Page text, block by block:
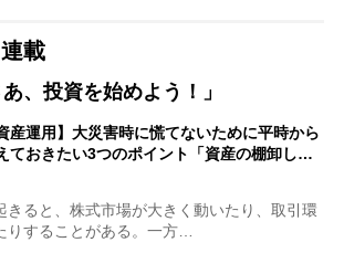
載
、投資を始めよう！」
産運用】大災害時に慌てないために平時から
ておきたい3つのポイント「資産の棚卸し…
ると、株式市場が大きく動いたり、取引環
りすることがある。一方…